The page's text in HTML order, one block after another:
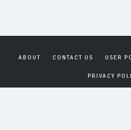
ABOUT CONTACT US USER
PRIVACY